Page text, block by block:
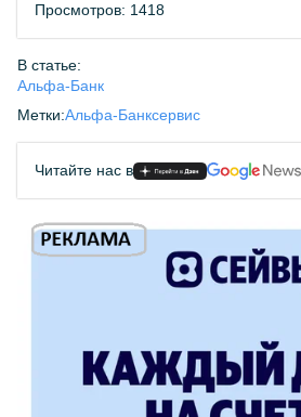
Просмотров: 1418
В статье:
Альфа-Банк
Метки:Альфа-Банксервис
Читайте нас в